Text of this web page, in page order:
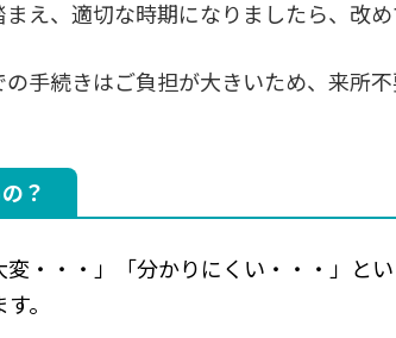
え、適切な時期になりましたら、改
手続きはご負担が大きいため、来所
？
変・・・」「分かりにくい・・・」
。